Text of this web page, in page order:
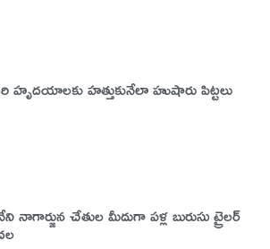
హృదయాలకు హత్తుకునేలా హుషారు పిట్టలు
నాగార్జున చేతుల మీదుగా పళ్ల బురుసు ట్రైలర్‌